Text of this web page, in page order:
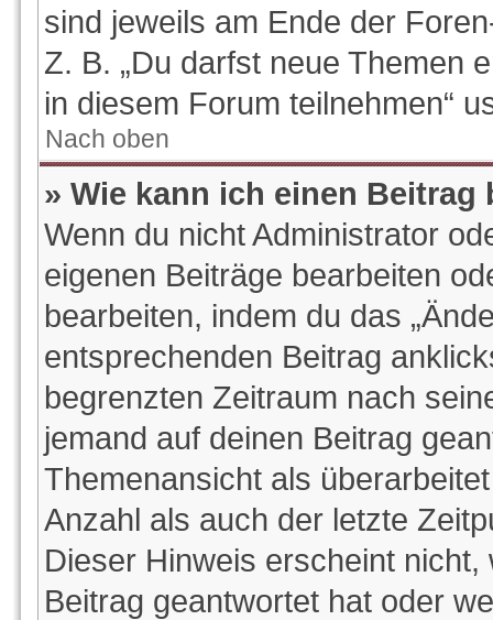
sind jeweils am Ende der
Z. B. „Du darfst neue Themen
in diesem Forum teilnehmen“
Nach oben
» Wie kann ich einen
Wenn du nicht Administrator
eigenen Beiträge bearbeiten
bearbeiten, indem du das
entsprechenden Beitrag
begrenzten Zeitraum nach
jemand auf deinen Beitrag
Themenansicht als
Anzahl als auch der letzte
Dieser Hinweis erscheint
Beitrag geantwortet hat oder